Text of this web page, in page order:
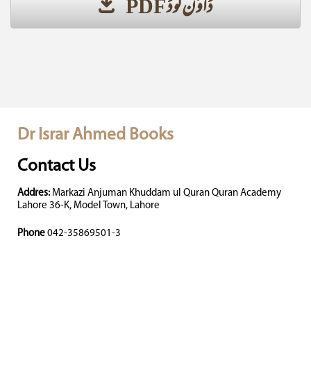
ڈاؤن لوڈ PDF
Dr Israr Ahmed Books
Contact Us
Addres: Markazi Anjuman Khuddam ul Quran Quran Academy
Lahore 36-K, Model Town, Lahore
Phone 042-35869501-3